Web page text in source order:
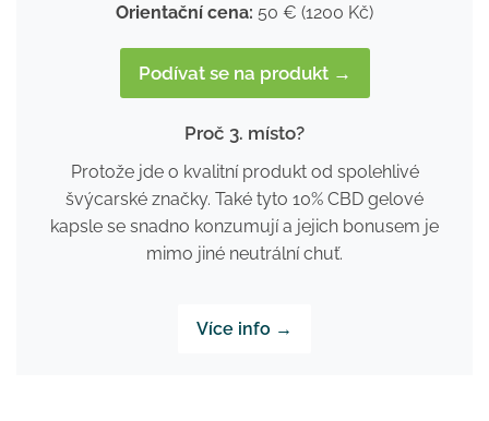
Orientační cena: 50 € (1200 Kč)
Podívat se na produkt →
Proč 3. místo?
Protože jde o kvalitní produkt od spolehlivé
švýcarské značky. Také tyto 10% CBD gelové
kapsle se snadno konzumují a jejich bonusem je
mimo jiné neutrální chuť.
Více info →